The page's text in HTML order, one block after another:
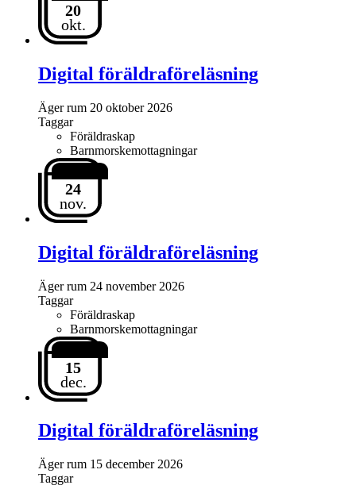
20
okt.
Digital föräldraföreläsning
Äger rum 20 oktober 2026
Taggar
Föräldraskap
Barnmorskemottagningar
24
nov.
Digital föräldraföreläsning
Äger rum 24 november 2026
Taggar
Föräldraskap
Barnmorskemottagningar
15
dec.
Digital föräldraföreläsning
Äger rum 15 december 2026
Taggar